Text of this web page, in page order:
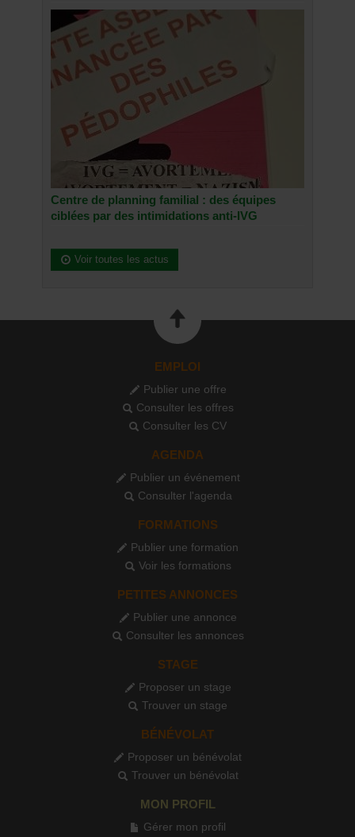
Centre de planning familial : des équipes
ciblées par des intimidations anti-IVG
Voir toutes les actus
EMPLOI
Publier une offre
Consulter les offres
Consulter les CV
AGENDA
Publier un événement
Consulter l'agenda
FORMATIONS
Publier une formation
Voir les formations
PETITES ANNONCES
Publier une annonce
Consulter les annonces
STAGE
Proposer un stage
Trouver un stage
BÉNÉVOLAT
Proposer un bénévolat
Trouver un bénévolat
MON PROFIL
Gérer mon profil